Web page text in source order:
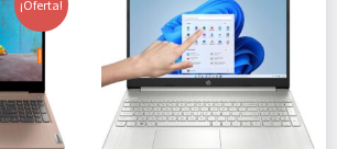
¡Oferta!